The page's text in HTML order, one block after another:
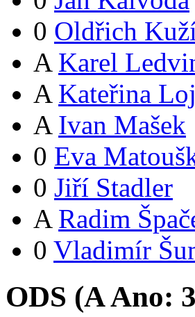
0 Oldřich
A Karel
A Kateřina
A Ivan Mašek
0 Eva
0 Jiří Stadler
A Radim
0 Vladimír
ODS (AAno: